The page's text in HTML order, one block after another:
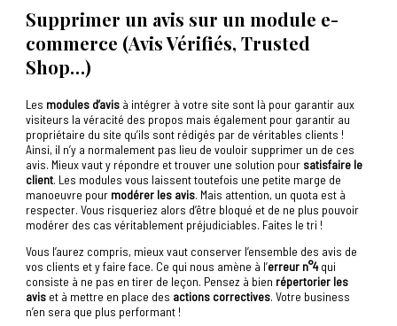
Supprimer un avis sur un module e-
commerce (Avis Vérifiés, Trusted
Shop…)
Les modules d’avis à intégrer à votre site sont là pour garantir aux
visiteurs la véracité des propos mais également pour garantir au
propriétaire du site qu’ils sont rédigés par de véritables clients !
Ainsi, il n’y a normalement pas lieu de vouloir supprimer un de ces
avis. Mieux vaut y répondre et trouver une solution pour satisfaire le
client. Les modules vous laissent toutefois une petite marge de
manoeuvre pour modérer les avis. Mais attention, un quota est à
respecter. Vous risqueriez alors d’être bloqué et de ne plus pouvoir
modérer des cas véritablement préjudiciables. Faites le tri !
Vous l’aurez compris, mieux vaut conserver l’ensemble des avis de
vos clients et y faire face. Ce qui nous amène à l’erreur n°4qui
consiste à ne pas en tirer de leçon. Pensez à bien répertorier les
avis et à mettre en place des actions correctives. Votre business
n’en sera que plus performant !